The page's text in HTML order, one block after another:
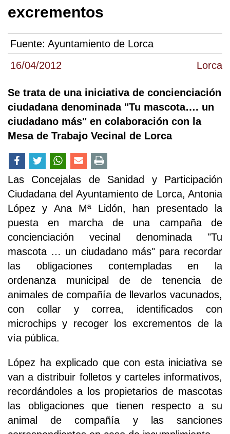
16/04/2012 Lorca
excrementos
Fuente: Ayuntamiento de Lorca
Se trata de una iniciativa de concienciación
ciudadana denominada "Tu mascota…. un
ciudadano más" en colaboración con la
Mesa de Trabajo Vecinal de Lorca
Las Concejalas de Sanidad y Participación
Ciudadana del Ayuntamiento de Lorca, Antonia
López y Ana Mª Lidón, han presentado la
puesta en marcha de una campaña de
concienciación vecinal denominada "Tu
mascota … un ciudadano más" para recordar
las obligaciones contempladas en la
ordenanza municipal de de tenencia de
animales de compañía de llevarlos vacunados,
con collar y correa, identificados con
microchips y recoger los excrementos de la
vía pública.
López ha explicado que con esta iniciativa se
van a distribuir folletos y carteles informativos,
recordándoles a los propietarios de mascotas
las obligaciones que tienen respecto a su
animal de compañía y las sanciones